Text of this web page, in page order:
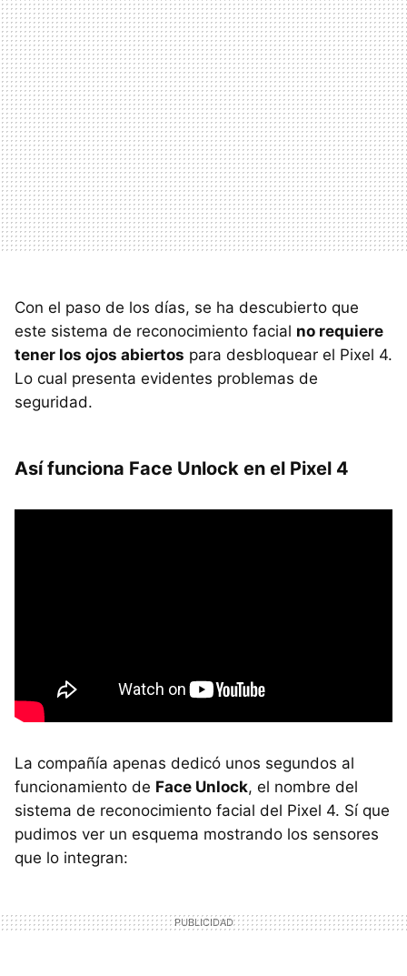
Con el paso de los días, se ha descubierto que
este sistema de reconocimiento facial no requiere
tener los ojos abiertos para desbloquear el Pixel 4.
Lo cual presenta evidentes problemas de
seguridad.
Así funciona Face Unlock en el Pixel 4
La compañía apenas dedicó unos segundos al
funcionamiento de Face Unlock, el nombre del
sistema de reconocimiento facial del Pixel 4. Sí que
pudimos ver un esquema mostrando los sensores
que lo integran: